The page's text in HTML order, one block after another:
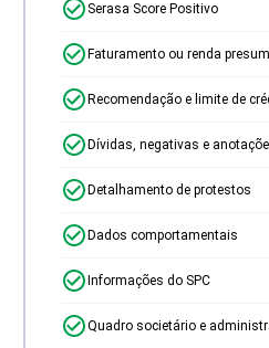
Serasa Score Positivo
Faturamento ou renda
Recomendação e limite de
Dívidas, negativas e
Detalhamento de protestos
Dados comportamentais
Informações do SPC
Quadro societário e